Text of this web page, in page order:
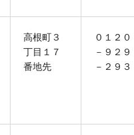
高根町３
丁目１７
番地先
０１２０
－９２９
－２９３